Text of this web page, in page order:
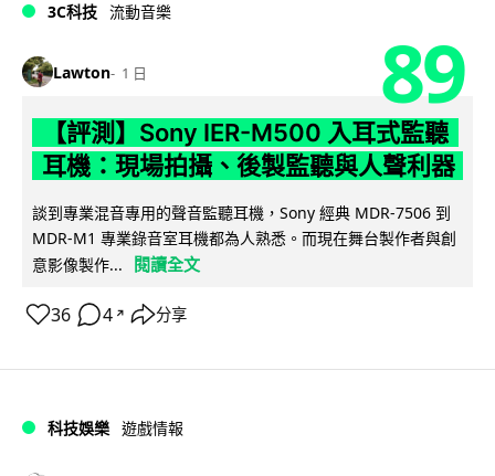
3C科技 流動音樂
Lawton 1 日 89
【評測】Sony IER-M500 入耳式監聽
耳機：現場拍攝、後製監聽與人聲利器
談到專業混音專用的聲音監聽耳機，Sony 經典 MDR-7506 到
MDR-M1 專業錄音室耳機都為人熟悉。而現在舞台製作者與創
意影像製作...
閱讀全文
36 4 ↗ 分享
科技娛樂 遊戲情報